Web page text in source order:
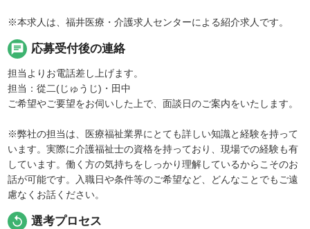
※本求人は、福井医療・介護求人センターによる紹介求人です。
chat 応募受付後の連絡
担当よりお電話差し上げます。
担当：從二(じゅうじ)・田中
ご希望やご要望をお伺いした上で、面談日のご案内をいたします。
※弊社の担当は、医療福祉業界にとても詳しい知識と経験を持って
います。実際に介護福祉士の資格を持っており、現場での経験も有
しています。働く方の気持ちをしっかり理解しているからこそのお
話が可能です。入職日や条件等のご希望など、どんなことでもご遠
慮なくお話ください。
replay 選考プロセス